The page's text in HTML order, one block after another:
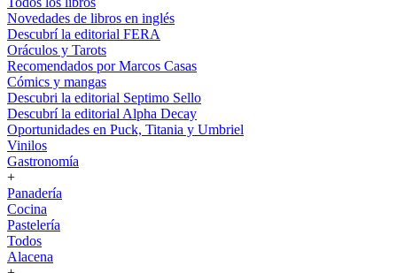
Novedades de libros en inglés
Descubrí la editorial FERA
Oráculos y Tarots
Recomendados por Marcos Casas
Cómics y mangas
Descubri la editorial Septimo Sello
Descubrí la editorial Alpha Decay
Oportunidades en Puck, Titania y Umbriel
Vinilos
Gastronomía
+
Panadería
Cocina
Pastelería
Todos
Alacena